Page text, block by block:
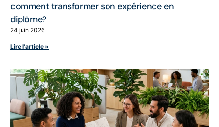
comment transformer son expérience en
diplôme?
24 juin 2026
Lire l'article »